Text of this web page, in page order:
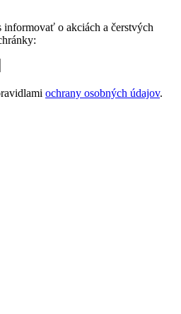
informovať o akciách a čerstvých
ochrany osobných údajov.